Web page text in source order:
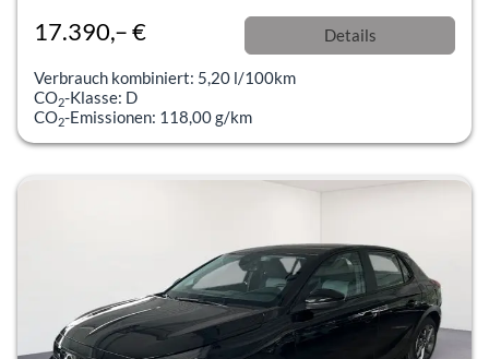
17.390,– € Details
Verbrauch kombiniert: 5,20 l/100km
CO2-Klasse: D
CO2-Emissionen: 118,00 g/km